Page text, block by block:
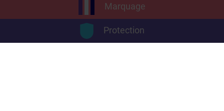
Marquage
Protection